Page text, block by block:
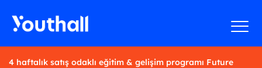
4 haftalık satış odaklı eğitim & gelişim programı Future